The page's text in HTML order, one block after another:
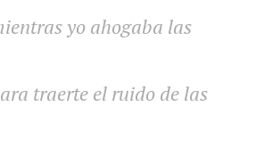
yo ahogaba las
el ruido de las